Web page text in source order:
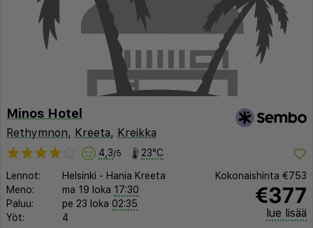
Minos Hotel
Rethymnon, Kreeta, Kreikka
4,3/5 23°C
Lennot: Helsinki - Hania Kreeta
Meno:
ma 19 loka 17:30
Paluu:
pe 23 loka 02:35
Yöt:
4
Kokonaishinta €753
€377
lue lisää